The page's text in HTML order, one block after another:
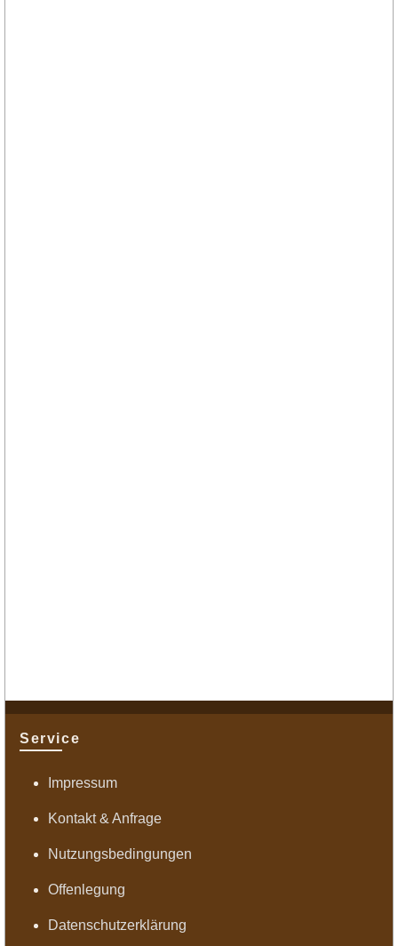
Service
Impressum
Kontakt & Anfrage
Nutzungsbedingungen
Offenlegung
Datenschutzerklärung